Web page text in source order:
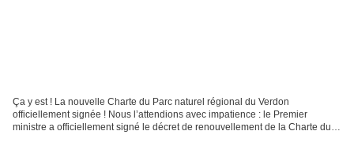
Ça y est ! La nouvelle Charte du Parc naturel régional du Verdon
officiellement signée ! Nous l’attendions avec impatience : le Premier
ministre a officiellement signé le décret de renouvellement de la Charte du